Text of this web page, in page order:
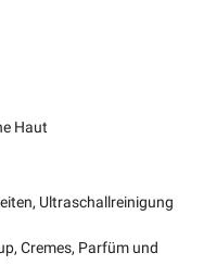
Haut
Ultraschallreinigung
Cremes, Parfüm und